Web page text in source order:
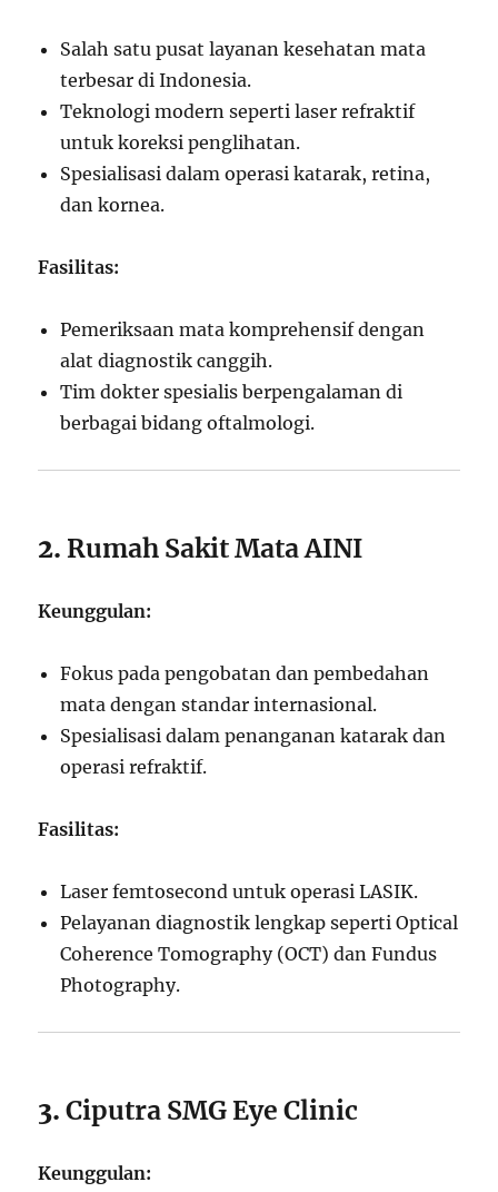
Salah satu pusat layanan kesehatan mata
terbesar di Indonesia.
Teknologi modern seperti laser refraktif
untuk koreksi penglihatan.
Spesialisasi dalam operasi katarak, retina,
dan kornea.
Fasilitas:
Pemeriksaan mata komprehensif dengan
alat diagnostik canggih.
Tim dokter spesialis berpengalaman di
berbagai bidang oftalmologi.
2.Rumah Sakit Mata AINI
Keunggulan:
Fokus pada pengobatan dan pembedahan
mata dengan standar internasional.
Spesialisasi dalam penanganan katarak dan
operasi refraktif.
Fasilitas:
Laser femtosecond untuk operasi LASIK.
Pelayanan diagnostik lengkap seperti Optical
Coherence Tomography (OCT) dan Fundus
Photography.
3.Ciputra SMG Eye Clinic
Keunggulan: